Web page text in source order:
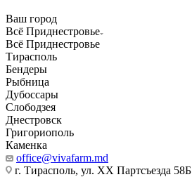
Ваш город
Всё Приднестровье
Всё Приднестровье
Тирасполь
Бендеры
Рыбница
Дубоссары
Слободзея
Днестровск
Григориополь
Каменка
office@vivafarm.md
г. Тирасполь, ул. ХХ Партсъезда 58Б